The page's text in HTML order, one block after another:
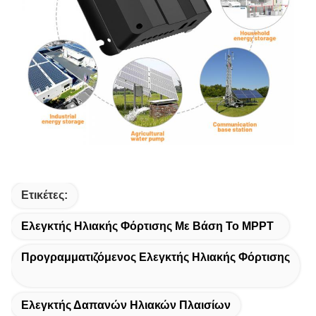
Ετικέτες:
Ελεγκτής Ηλιακής Φόρτισης Με Βάση Το MPPT
Προγραμματιζόμενος Ελεγκτής Ηλιακής Φόρτισης
Ελεγκτής Δαπανών Ηλιακών Πλαισίων